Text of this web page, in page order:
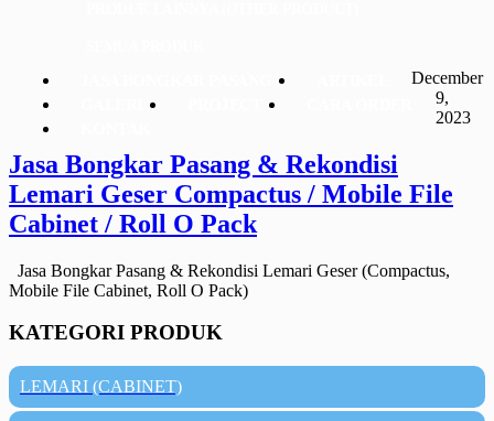
December
9,
2023
Jasa Bongkar Pasang & Rekondisi
Lemari Geser Compactus / Mobile File
Cabinet / Roll O Pack
Jasa Bongkar Pasang & Rekondisi Lemari Geser (Compactus,
Mobile File Cabinet, Roll O Pack)
KATEGORI PRODUK
LEMARI (CABINET)